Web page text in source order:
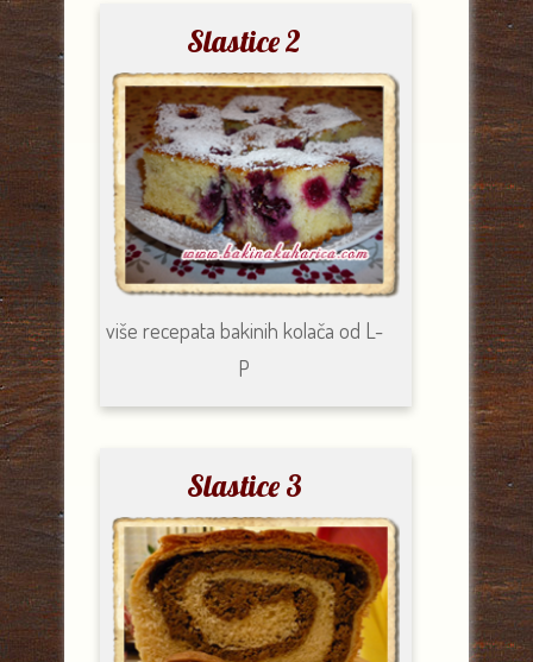
Slastice 2
više recepata bakinih kolača od L-
P
Slastice 3